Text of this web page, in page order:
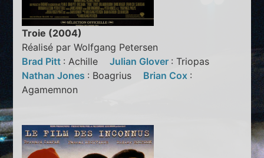
Troie (2004)
Réalisé par Wolfgang Petersen
Brad Pitt : AchilleJulian Glover : Triopas
Nathan Jones : Boagrius Brian Cox :
Agamemnon